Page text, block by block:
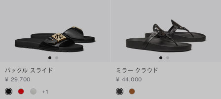
バックル スライド
¥ 29,700
+1
ミラー クラウド
¥ 44,000